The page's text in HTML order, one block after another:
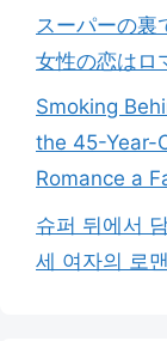
スーパーの
女性の恋はロ
Smoking
the 45-Year-
Romance a
슈퍼 뒤에서
세 여자의 로